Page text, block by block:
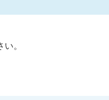
。